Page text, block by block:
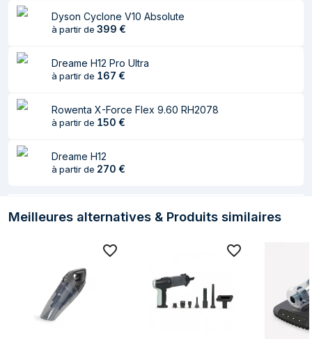
Couleur du produit
Capacité
4 L
représentation / réalisation
Type de nettoyage
Aspirateur à air
filtrant
HEPA
Technologie
Filtrage
Niveau sonore 84 dB
Dyson Cyclone V10 Absolute
à partir de 399 €
Dreame H12 Pro Ultra
à partir de 167 €
Rowenta X-Force Flex 9.60 RH2078
à partir de 150 €
Dreame H12
à partir de 270 €
Meilleures alternatives & Produits similaires